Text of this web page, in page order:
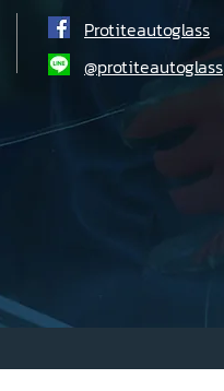
Protiteautoglass
@protiteautoglass